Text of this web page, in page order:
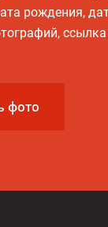
рождения,
фото